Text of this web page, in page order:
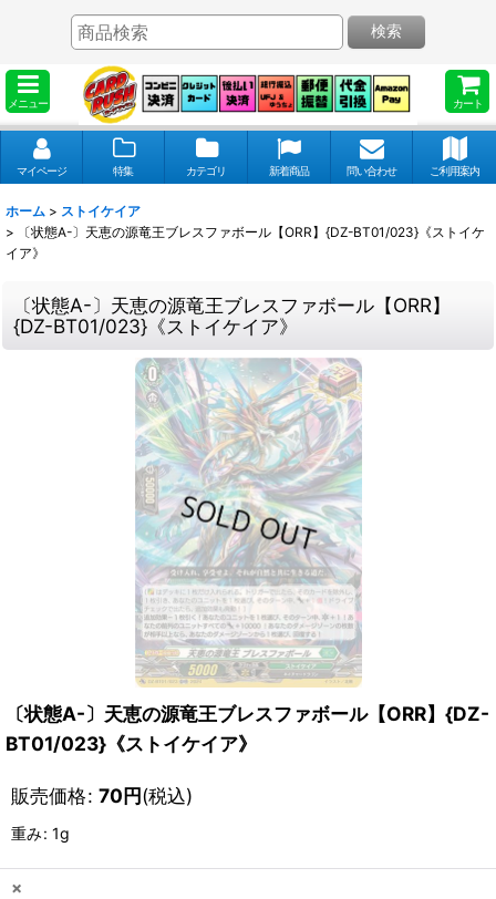
メニュー カート
検索
マイページ 特集 カテゴリ 新着商品 問い合わせ ご利用案内
ホーム > ストイケイア
>
〔状態A-〕天恵の源竜王ブレスファボール【ORR】{DZ-BT01/023}《ストイケ
イア》
〔状態A-〕天恵の源竜王ブレスファボール【ORR】
{DZ-BT01/023}《ストイケイア》
〔状態A-〕天恵の源竜王ブレスファボール【ORR】{DZ-
BT01/023}《ストイケイア》
販売価格: 70円(税込)
重み: 1g
×